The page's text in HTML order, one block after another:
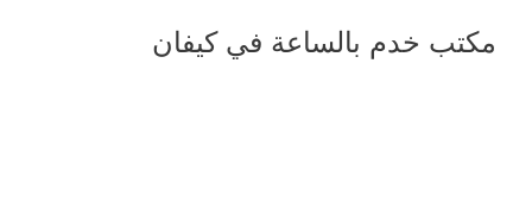
مكتب خدم بالساعة في كيفان